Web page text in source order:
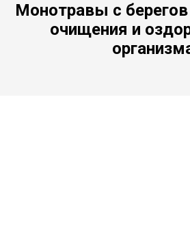
Монотравы с
очищения и